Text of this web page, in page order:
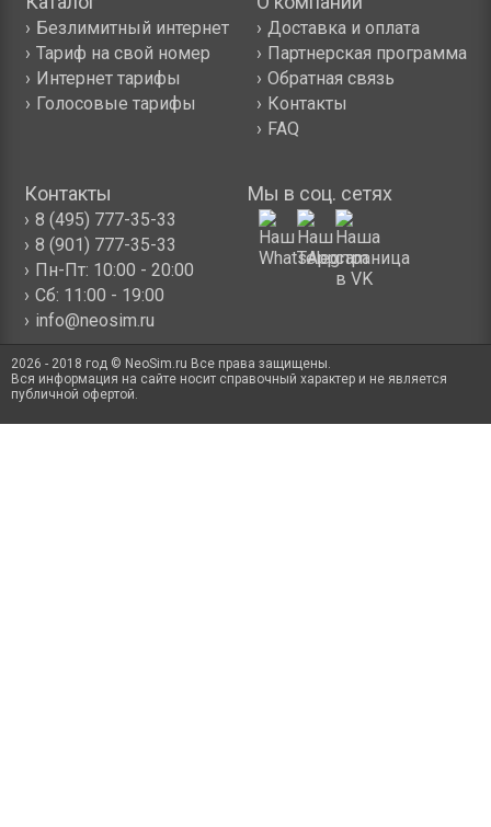
Безлимитный интернет
Тариф на свой номер
Интернет тарифы
Голосовые тарифы
Доставка и оплата
Партнерская программа
Обратная связь
Контакты
FAQ
Контакты
8 (495) 777-35-33
8 (901) 777-35-33
Пн-Пт: 10:00 - 20:00
Сб: 11:00 - 19:00
info@neosim.ru
Мы в соц. сетях
2026 - 2018 год © NeoSim.ru Все права защищены.
Вся информация на сайте носит справочный характер и не является
публичной офертой.